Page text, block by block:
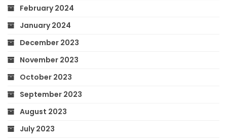
February 2024
January 2024
December 2023
November 2023
October 2023
September 2023
August 2023
July 2023